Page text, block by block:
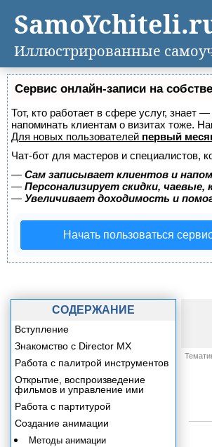
Сервис онлайн-записи на
Тот, кто работает в сфере услуг, знает
напоминать клиентам о визитах тоже.
Для новых пользователей первый
Чат-бот для мастеров и специалистов,
— Сам записывает клиентов и
— Персонализирует скидки,
— Увеличивает доходимость и
Начать пользоваться
СОДЕРЖАНИЕ
Вступление
Знакомство с Director MX
Работа с палитрой инструментов
Открытие, воспроизведение
фильмов и управление ими
Работа с партитурой
Создание анимации
Методы анимации
Иллюстрированные